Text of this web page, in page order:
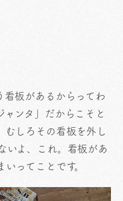
看板があるからってわ
ャンタ」だからこそと
むしろその看板を外し
いよ、これ。看板があ
ってことです。